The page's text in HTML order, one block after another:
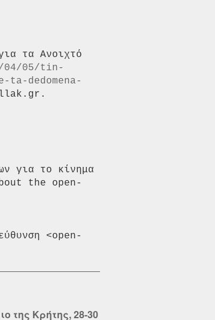
τα Ανοιχτό
04/05/tin-
dedomena-
για το κίνημα
the open-
<open-
της Κρήτης, 28-30